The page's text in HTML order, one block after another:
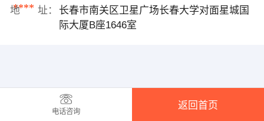
****
地 址：
长春市南关区卫星广场长春大学对面星城国
际大厦B座1646室
电话咨询
返回首页